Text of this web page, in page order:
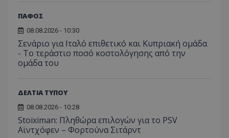
ΠΑΦΟΣ
08.08.2026 - 10:30
Σενάριο για Ιταλό επιθετικό και Κυπριακή ομάδα
- Το τεράστιο ποσό κοστολόγησης από την
ομάδα του
ΔΕΛΤΙΑ ΤΥΠΟΥ
08.08.2026 - 10:28
Stoiximan: Πληθώρα επιλογών για το PSV
Αϊντχόφεν – Φορτούνα Σιτάρντ